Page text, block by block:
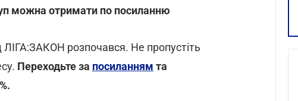
можна отримати по посиланню
ЛІГА:ЗАКОН розпочався. Не пропустіть
Переходьте за посиланням та